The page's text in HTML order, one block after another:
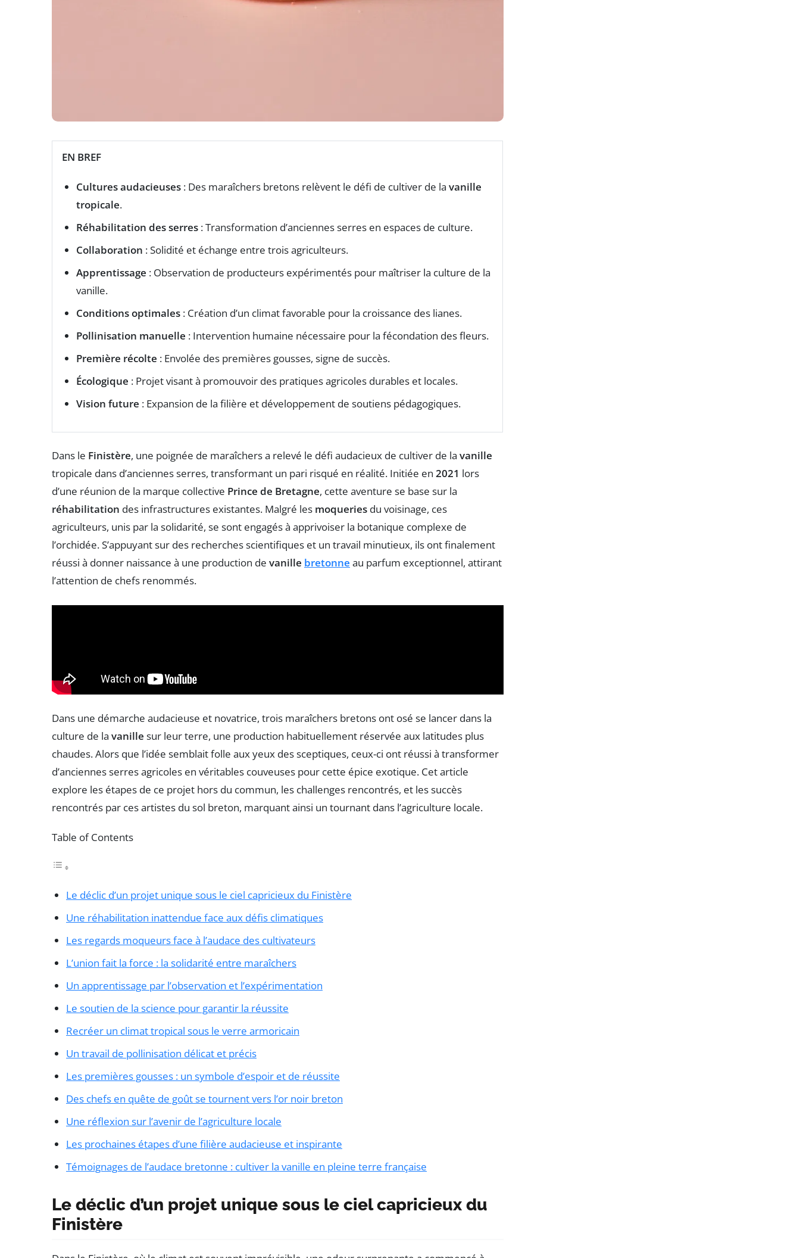
EN BREF
Cultures audacieuses : Des maraîchers bretons relèvent le défi de cultiver de la vanille
tropicale.
Réhabilitation des serres : Transformation d’anciennes serres en espaces de culture.
Collaboration : Solidité et échange entre trois agriculteurs.
Apprentissage : Observation de producteurs expérimentés pour maîtriser la culture de la
vanille.
Conditions optimales : Création d’un climat favorable pour la croissance des lianes.
Pollinisation manuelle : Intervention humaine nécessaire pour la fécondation des fleurs.
Première récolte : Envolée des premières gousses, signe de succès.
Écologique : Projet visant à promouvoir des pratiques agricoles durables et locales.
Vision future : Expansion de la filière et développement de soutiens pédagogiques.
Dans le Finistère, une poignée de maraîchers a relevé le défi audacieux de cultiver de la vanille
tropicale dans d’anciennes serres, transformant un pari risqué en réalité. Initiée en 2021 lors
d’une réunion de la marque collective Prince de Bretagne, cette aventure se base sur la
réhabilitation des infrastructures existantes. Malgré les moqueries du voisinage, ces
agriculteurs, unis par la solidarité, se sont engagés à apprivoiser la botanique complexe de
l’orchidée. S’appuyant sur des recherches scientifiques et un travail minutieux, ils ont finalement
réussi à donner naissance à une production de vanille bretonne au parfum exceptionnel, attirant
l’attention de chefs renommés.
Dans une démarche audacieuse et novatrice, trois maraîchers bretons ont osé se lancer dans la
culture de la vanille sur leur terre, une production habituellement réservée aux latitudes plus
chaudes. Alors que l’idée semblait folle aux yeux des sceptiques, ceux-ci ont réussi à transformer
d’anciennes serres agricoles en véritables couveuses pour cette épice exotique. Cet article
explore les étapes de ce projet hors du commun, les challenges rencontrés, et les succès
rencontrés par ces artistes du sol breton, marquant ainsi un tournant dans l’agriculture locale.
Table of Contents
Le déclic d’un projet unique sous le ciel capricieux du Finistère
Une réhabilitation inattendue face aux défis climatiques
Les regards moqueurs face à l’audace des cultivateurs
L’union fait la force : la solidarité entre maraîchers
Un apprentissage par l’observation et l’expérimentation
Le soutien de la science pour garantir la réussite
Recréer un climat tropical sous le verre armoricain
Un travail de pollinisation délicat et précis
Les premières gousses : un symbole d’espoir et de réussite
Des chefs en quête de goût se tournent vers l’or noir breton
Une réflexion sur l’avenir de l’agriculture locale
Les prochaines étapes d’une filière audacieuse et inspirante
Témoignages de l’audace bretonne : cultiver la vanille en pleine terre française
Le déclic d’un projet unique sous le ciel capricieux du
Finistère